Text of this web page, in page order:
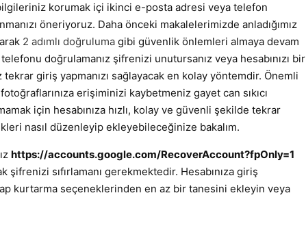
korumak içi ikinci e-posta adresi veya telefon
öneriyoruz. Daha önceki makalelerimizde anladığımız
2 adımlı doğrulumagibi güvenlik önlemleri almaya devam
doğrulamanız şifrenizi unutursanız veya hesabınızı bir
giriş yapmanızı sağlayacak en kolay yöntemdir. Önemli
erişiminizi kaybetmeniz gayet can sıkıcı
için hesabınıza hızlı, kolay ve güvenli şekilde tekrar
nasıl düzenleyip ekleyebileceğinize bakalım.
https://accounts.google.com/RecoverAccount?fpOnly=1
sıfırlamanı gerekmektedir. Hesabınıza giriş
kurtarma seçeneklerinden en az bir tanesini ekleyin veya